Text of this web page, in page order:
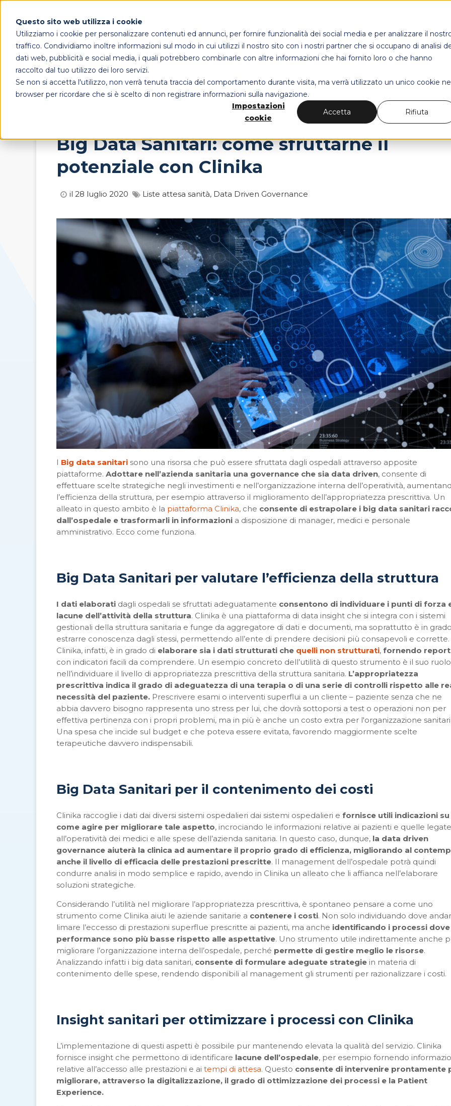
Questo sito web utilizza i cookie
Utilizziamo i cookie per personalizzare contenuti ed annunci, per fornire funzionalità dei social media e per analizzare il
traffico. Condividiamo inoltre informazioni sul modo in cui utilizzi il nostro sito con i nostri partner che si occupano di analisi
dati web, pubblicità e social media, i quali potrebbero combinarle con altre informazioni che hai fornito loro o che hanno
raccolto dal tuo utilizzo dei loro servizi.
Se non si accetta l'utilizzo, non verrà tenuta traccia del comportamento durante visita, ma verrà utilizzato un unico cookie
browser per ricordare che si è scelto di non registrare informazioni sulla navigazione.
Impostazioni
cookie
Accetta Rifiuta
MAPS
Big Data Sanitari: come sfruttarne il
potenziale con Clinika
il 28 luglio 2020 Liste attesa sanità, Data Driven Governance
I Big data sanitari sono una risorsa che può essere sfruttata dagli ospedali attraverso apposite
piattaforme. Adottare nell’azienda sanitaria una governance che sia data driven, consente di
effettuare scelte strategiche negli investimenti e nell’organizzazione interna dell’operatività,
l’efficienza della struttura, per esempio attraverso il miglioramento dell’appropriatezza prescrittiva. Un
alleato in questo ambito è la piattaforma Clinika, che consente di estrapolare i big data sanitari
dall’ospedale e trasformarli in informazioni a disposizione di manager, medici e personale
amministrativo. Ecco come funziona.
Big Data Sanitari per valutare l’efficienza della struttura
I dati elaborati dagli ospedali se sfruttati adeguatamente consentono di individuare i punti di forza
lacune dell’attività della struttura. Clinika è una piattaforma di data insight che si integra con i sistemi
gestionali della struttura sanitaria e funge da aggregatore di dati e documenti, ma soprattutto è in
estrarre conoscenza dagli stessi, permettendo all’ente di prendere decisioni più consapevoli e corrette.
Clinika, infatti, è in grado di elaborare sia i dati strutturati che quelli non strutturati, fornendo report
con indicatori facili da comprendere. Un esempio concreto dell’utilità di questo strumento è il suo ruolo
nell’individuare il livello di appropriatezza prescrittiva della struttura sanitaria. L’appropriatezza
prescrittiva indica il grado di adeguatezza di una terapia o di una serie di controlli rispetto alle
necessità del paziente. Prescrivere esami o interventi superflui a un cliente – paziente senza che ne
abbia davvero bisogno rappresenta uno stress per lui, che dovrà sottoporsi a test o operazioni non per
effettiva pertinenza con i propri problemi, ma in più è anche un costo extra per l'organizzazione
Una spesa che incide sul budget e che poteva essere evitata, favorendo maggiormente scelte
terapeutiche davvero indispensabili.
Big Data Sanitari per il contenimento dei costi
Clinika raccoglie i dati dai diversi sistemi ospedalieri dai sistemi ospedalieri e fornisce utili indicazioni su
come agire per migliorare tale aspetto, incrociando le informazioni relative ai pazienti e quelle legate
all’operatività dei medici e alle spese dell’azienda sanitaria. In questo caso, dunque, la data driven
governance aiuterà la clinica ad aumentare il proprio grado di efficienza, migliorando al
anche il livello di efficacia delle prestazioni prescritte. Il management dell’ospedale potrà quindi
condurre analisi in modo semplice e rapido, avendo in Clinika un alleato che li affianca nell’elaborare
soluzioni strategiche.
Considerando l’utilità nel migliorare l’appropriatezza prescrittiva, è spontaneo pensare a come uno
strumento come Clinika aiuti le aziende sanitarie a contenere i costi. Non solo individuando dove
limare l’eccesso di prestazioni superflue prescritte ai pazienti, ma anche identificando i processi dove
performance sono più basse rispetto alle aspettative. Uno strumento utile indirettamente anche
migliorare l’organizzazione interna dell’ospedale, perché permette di gestire meglio le risorse.
Analizzando infatti i big data sanitari, consente di formulare adeguate strategie in materia di
contenimento delle spese, rendendo disponibili al management gli strumenti per razionalizzare i costi.
Insight sanitari per ottimizzare i processi con Clinika
L’implementazione di questi aspetti è possibile pur mantenendo elevata la qualità del servizio. Clinika
fornisce insight che permettono di identificare lacune dell’ospedale, per esempio fornendo
relative all’accesso alle prestazioni e ai tempi di attesa. Questo consente di intervenire prontamente
migliorare, attraverso la digitalizzazione, il grado di ottimizzazione dei processi e la Patient
Experience.